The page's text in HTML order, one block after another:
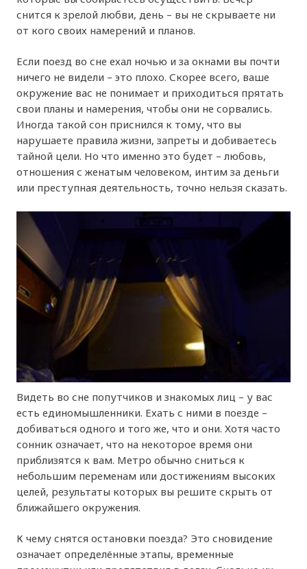
снится к зрелой любви, день – вы не скрываете ни
от кого своих намерений и планов.
Если поезд во сне ехал ночью и за окнами вы почти
ничего не видели – это плохо. Скорее всего, ваше
окружение вас не понимает и приходиться прятать
свои планы и намерения, чтобы они не сорвались.
Иногда такой сон приснился к тому, что вы
нарушаете правила жизни, запреты и добиваетесь
тайной цели. Но что именно это будет – любовь,
отношения с женатым человеком, интим за деньги
или преступная деятельность, точно нельзя сказать.
Видеть во сне попутчиков и знакомых лиц – у вас
есть единомышленники. Ехать с ними в поезде –
добиваться одного и того же, что и они. Хотя часто
сонник означает, что на некоторое время они
приблизятся к вам. Метро обычно сниться к
небольшим переменам или достижениям высоких
целей, результаты которых вы решите скрыть от
ближайшего окружения.
К чему снятся остановки поезда? Это сновидение
означает определённые этапы, временные